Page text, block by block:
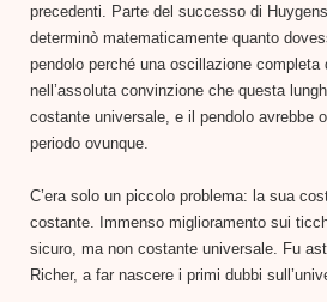
precedenti. Parte del successo di
determinò matematicamente quanto
pendolo perché una oscillazione completa
nell’assoluta convinzione che questa
costante universale, e il pendolo avrebbe
periodo ovunque.
C’era solo un piccolo problema: la sua
costante. Immenso miglioramento sui
sicuro, ma non costante universale. Fu
Richer, a far nascere i primi dubbi